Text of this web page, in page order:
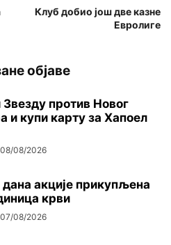
Клуб добио још две казне
Евролиге
објаве
против Новог
и купи карту за Хапоел
08/08/2026
акције прикупљена
крви
07/08/2026